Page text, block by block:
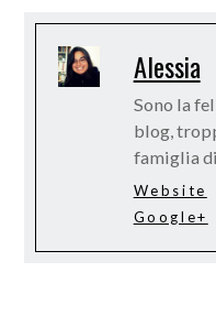
Alessia
Sono la
blog,
famiglia
Website
Google+